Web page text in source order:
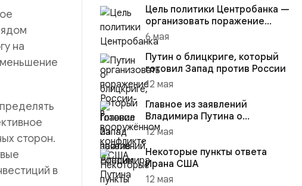
на
сторон.
в
Цель политики Центробанка —
организовать поражение
России в вооружённом
конфликте с США
6 мая
Путин о блицкриге, который
готовил Запад против России
12 мая
Главное из заявлений
Владимира Путина о
конфликте на Украине
12 мая
Некоторые пункты ответа
Ирана США
12 мая